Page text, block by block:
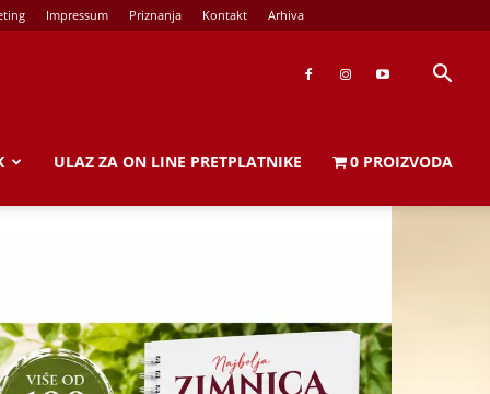
Impressum Priznanja Kontakt Arhiva
ULAZ ZA ON LINE PRETPLATNIKE 0 PROIZVODA